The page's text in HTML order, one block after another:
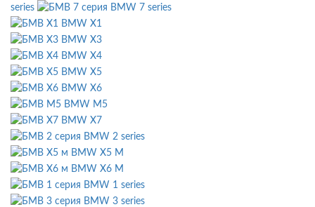
series
BMW 7 series
BMW X1
BMW X3
BMW X4
BMW X5
BMW X6
BMW M5
BMW X7
BMW 2 series
BMW X5 M
BMW X6 M
BMW 1 series
BMW 3 series